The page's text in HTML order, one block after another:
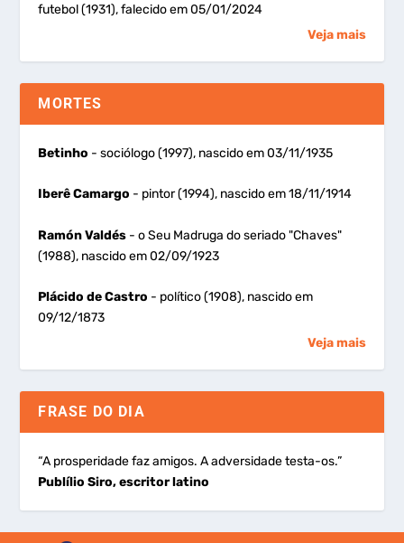
futebol (1931), falecido em 05/01/2024
Veja mais
MORTES
Betinho - sociólogo (1997), nascido em 03/11/1935
Iberê Camargo - pintor (1994), nascido em 18/11/1914
Ramón Valdés - o Seu Madruga do seriado "Chaves"
(1988), nascido em 02/09/1923
Plácido de Castro - político (1908), nascido em
09/12/1873
Veja mais
FRASE DO DIA
“A prosperidade faz amigos. A adversidade testa-os.”
Publílio Siro, escritor latino